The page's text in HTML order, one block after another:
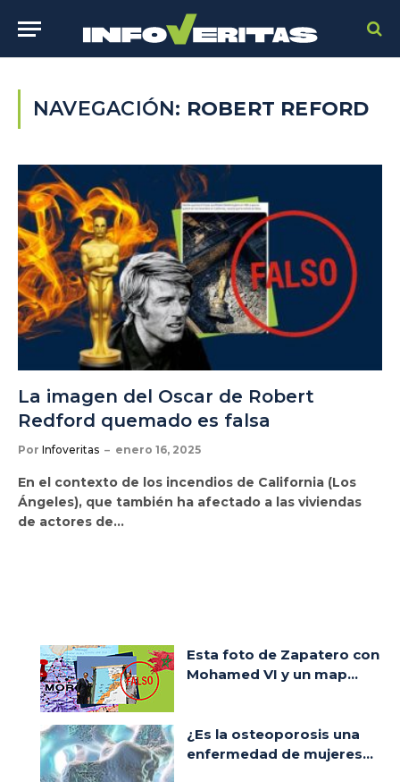
NAVEGACIÓN: ROBERT REFORD
La imagen del Oscar de Robert
Redford quemado es falsa
Por Infoveritas enero 16, 2025
En el contexto de los incendios de California (Los
Ángeles), que también ha afectado a las viviendas
de actores de…
Esta foto de Zapatero con
Mohamed VI y un map...
¿Es la osteoporosis una
enfermedad de mujeres...